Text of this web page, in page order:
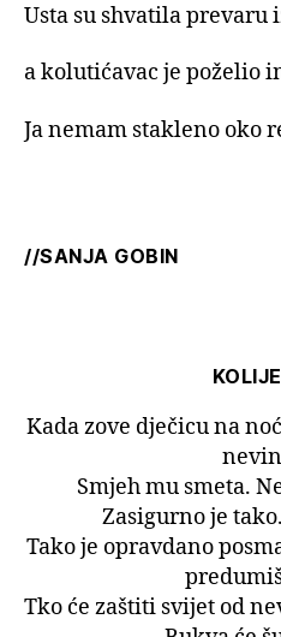
Usta su shvatila
a kolutićavac je poželio
Ja nemam stakleno oko
//SANJA GOBIN
Kada zove dječicu na
Smjeh mu smeta.
Zasigurno je
Tako je opravdano
Tko će zaštiti svijet od